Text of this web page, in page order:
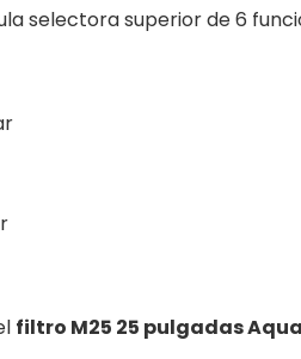
selectora superior de 6
filtro M25 25 pulgadas